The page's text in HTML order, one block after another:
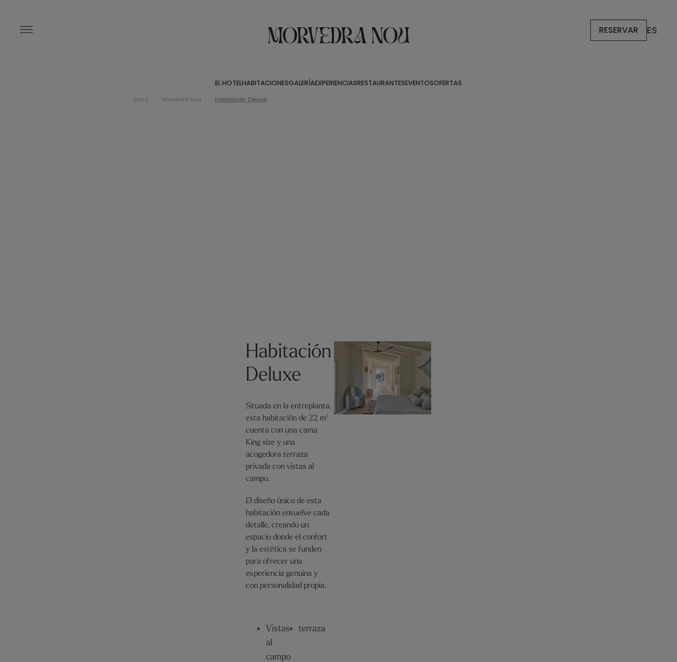
RESERVAR ES
EL HOTELHABITACIONESGALERÍAEXPERIENCIASRESTAURANTESEVENTOSOFERTAS
Inicio Morvedra Nou Habitación Deluxe
Habitación
Deluxe
Situada en la entreplanta,
esta habitación de 22 m²
cuenta con una cama
King size y una
acogedora terraza
privada con vistas al
campo.
El diseño único de esta
habitación envuelve cada
detalle, creando un
espacio donde el confort
y la estética se funden
para ofrecer una
experiencia genuina y
con personalidad propia.
Vistas
al
campo
terraza